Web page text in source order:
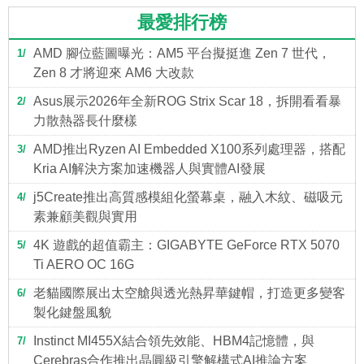
最愛排行榜
1
AMD 腳位藍圖曝光：AM5 平台擬挺進 Zen 7 世代，
Zen 8 才將迎來 AM6 大改款
2
Asus展示2026年全新ROG Strix Scar 18，拆開看看暴
力散熱器長什麼樣
3
AMD推出Ryzen AI Embedded X100系列處理器，搭配
Kria AI解決方案加速機器人與實體AI發展
4
j5Create推出高質感模組化螢幕桌，融入木紋、磁吸元
素兼顧美觀與實用
5
4K 遊戲的超值霸主：GIGABYTE GeForce RTX 5070
Ti AERO OC 16G
6
老貓國際展出太空艙與透光熱昇華鍵帽，打造更多變客
製化鍵盤風貌
7
Instinct MI455X結合領先效能、HBM4記憶體，與
Cerebras合作推出晶圓級引擎解構式AI推論方案